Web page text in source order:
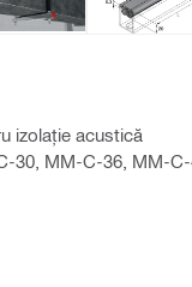
izolație acustică
30, MM-C-36, MM-